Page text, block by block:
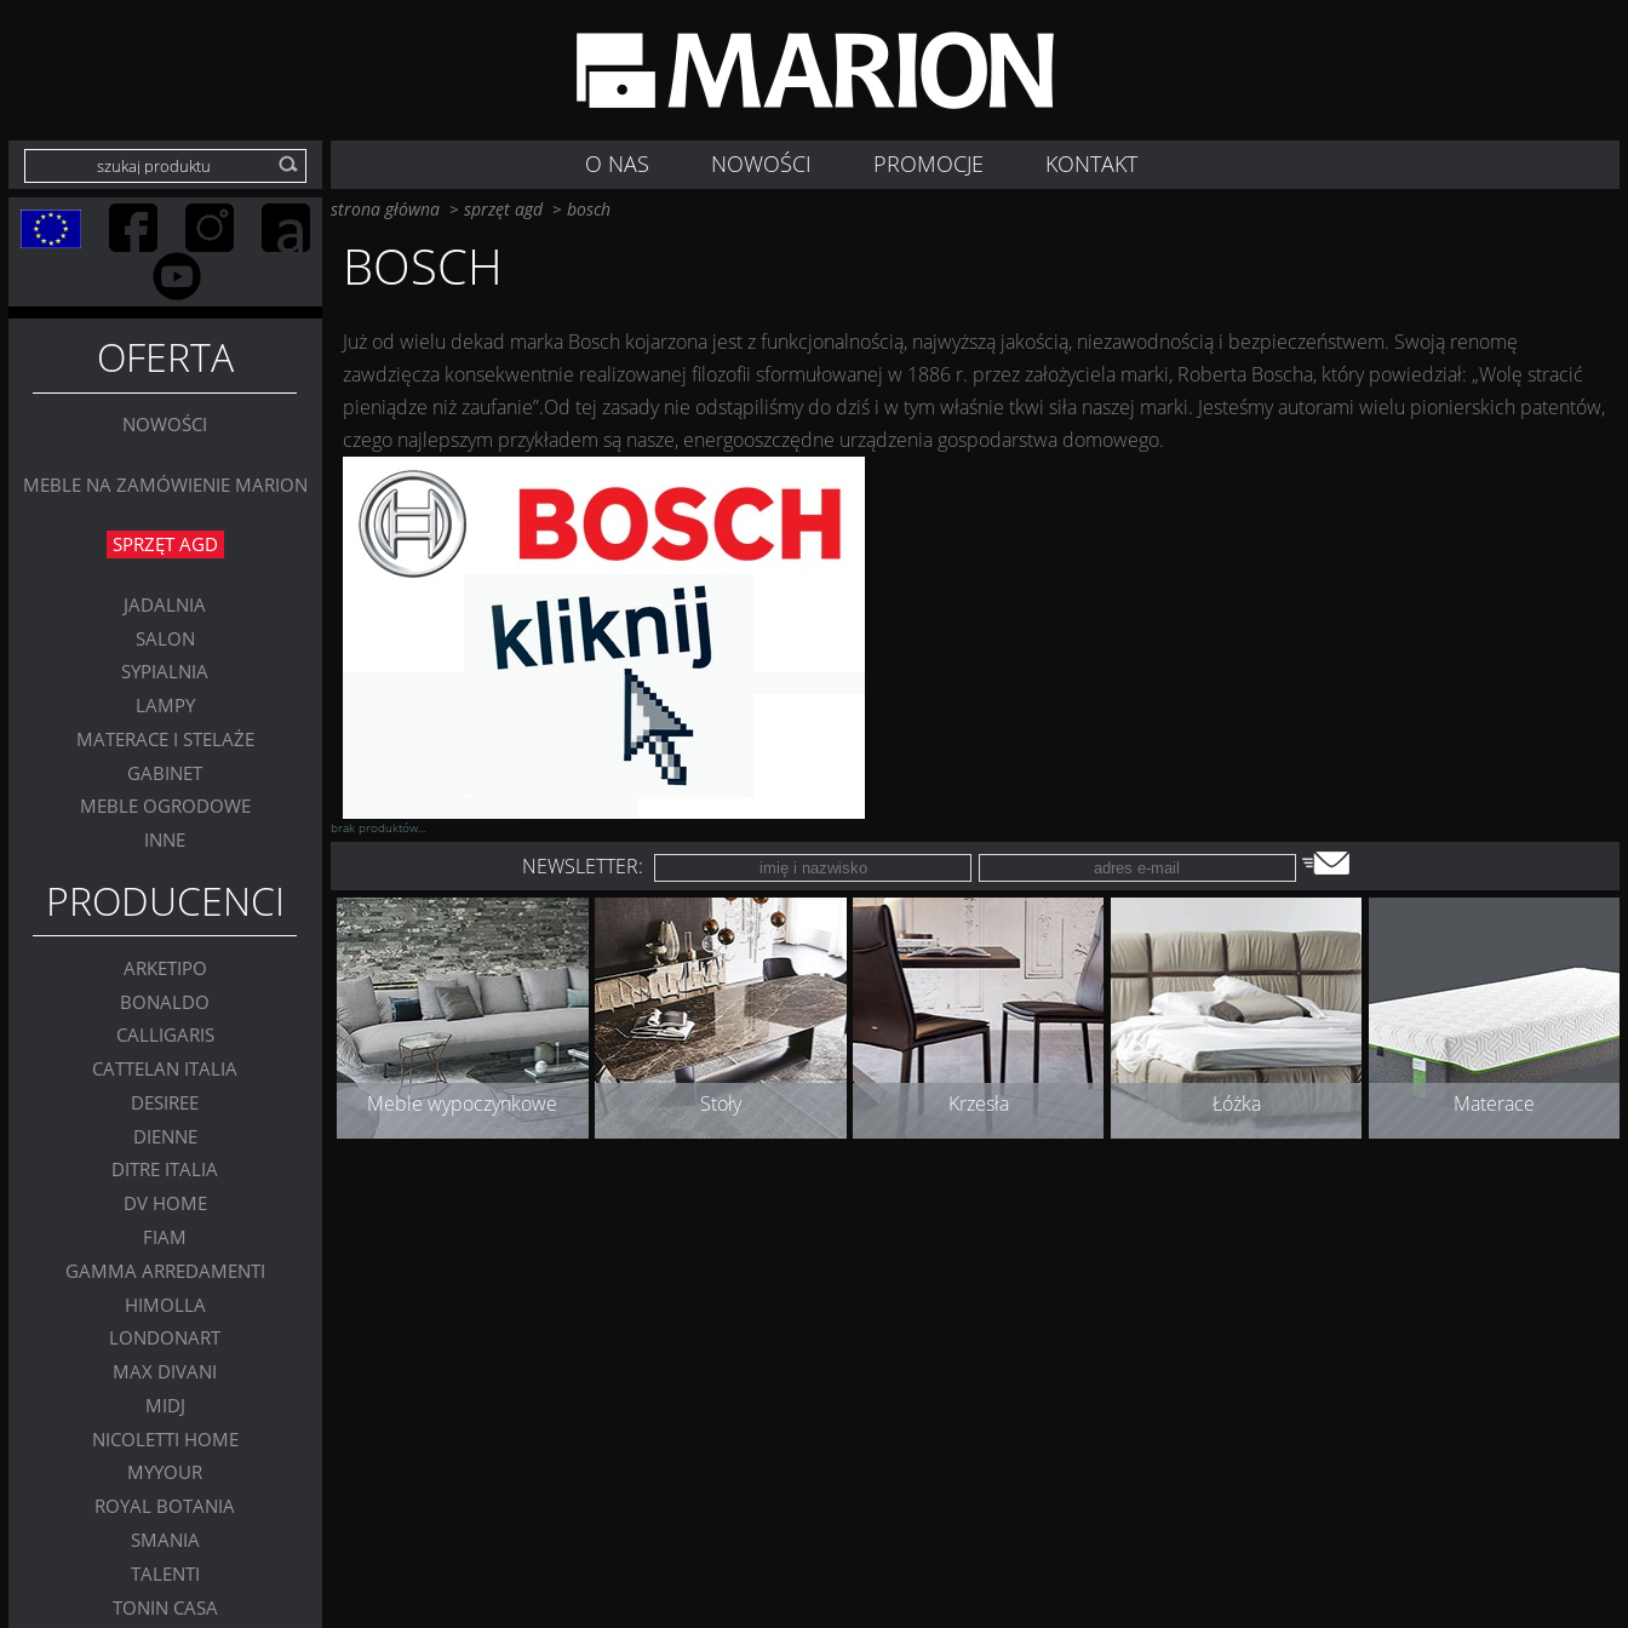
O NAS NOWOŚCI PROMOCJE KONTAKT
OFERTA
NOWOŚCI
MEBLE NA ZAMÓWIENIE MARION
SPRZĘT AGD
JADALNIA
SALON
SYPIALNIA
LAMPY
MATERACE I STELAŻE
GABINET
MEBLE OGRODOWE
INNE
PRODUCENCI
ARKETIPO
BONALDO
CALLIGARIS
CATTELAN ITALIA
DESIREE
DIENNE
DITRE ITALIA
DV HOME
FIAM
GAMMA ARREDAMENTI
HIMOLLA
LONDONART
MAX DIVANI
MIDJ
NICOLETTI HOME
MYYOUR
ROYAL BOTANIA
SMANIA
TALENTI
TONIN CASA
strona główna> sprzęt agd> bosch
BOSCH
Już od wielu dekad marka Bosch kojarzona jest z funkcjonalnością, najwyższą jakością, niezawodnością i bezpieczeństwem. Swoją renomę
zawdzięcza konsekwentnie realizowanej filozofii sformułowanej w 1886 r. przez założyciela marki, Roberta Boscha, który powiedział: „Wolę stracić
pieniądze niż zaufanie”.Od tej zasady nie odstąpiliśmy do dziś i w tym właśnie tkwi siła naszej marki. Jesteśmy autorami wielu pionierskich patentów,
czego najlepszym przykładem są nasze, energooszczędne urządzenia gospodarstwa domowego.
brak produktów...
NEWSLETTER:
Meble wypoczynkowe Stoły Krzesła Łóżka Materace